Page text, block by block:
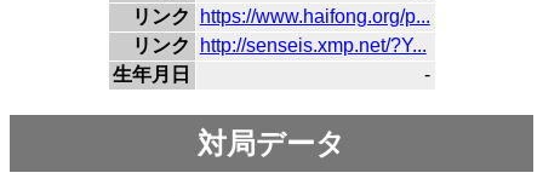
リンク
https://www.haifong.org/p...
リンク
http://senseis.xmp.net/?Y...
生年月日
-
対局データ